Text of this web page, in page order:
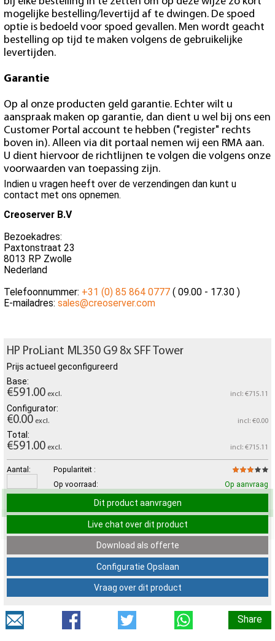
mogelijke bestelling/levertijd af te dwingen. De spoed
optie is bedoeld voor spoed gevallen. Men wordt geacht
bestelling op tijd te maken volgens de gebruikelijke
levertijden.
Garantie
Op al onze producten geld garantie. Echter wilt u
aanspraak maken op garantie, dan dient u wel bij ons een
Customer Portal account te hebben ("register" rechts
boven in). Alleen via dit portaal nemen wij een RMA aan.
U dient hiervoor de richtlijnen te volgen die volgens onze
voorwaarden van toepassing zijn.
Indien u vragen heeft over de verzendingen dan kunt u
contact met ons opnemen.
Creoserver B.V
Bezoekadres:
Paxtonstraat 23
8013 RP Zwolle
Nederland
Telefoonnummer: +31 (0) 85 864 0777 ( 09.00 - 17.30 )
E-mailadres: sales@creoserver.com
HP ProLiant ML350 G9 8x SFF Tower
Prijs actueel geconfigureerd
Base:
€591.00 excl. incl: €715.11
Configurator:
€0.00 excl. incl: €0.00
Total:
€591.00 excl. incl: €715.11
Aantal:
Populariteit :
Op voorraad:
Op aanvraag
Dit product aanvragen
Live chat over dit product
Download als offerte
Configuratie Opslaan
Vraag over dit product
Share